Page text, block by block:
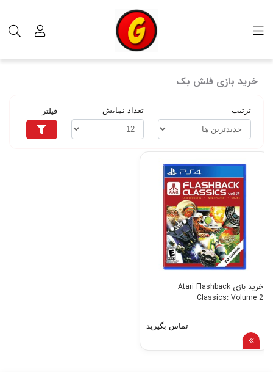
خرید بازی فلش بک
خرید بازی فلش بک
ترتیب تعداد نمایش فیلتر
خرید بازی Atari Flashback
Classics: Volume 2
تماس بگیرید